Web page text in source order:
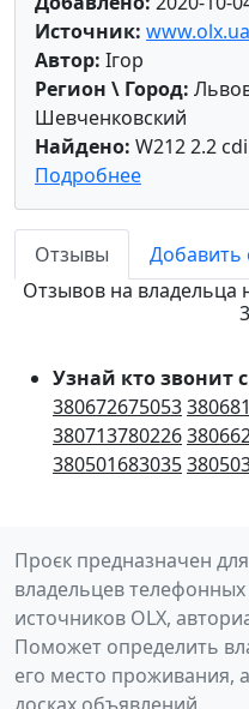
Источник: www.olx.ua
Автор: Ігор
Регион \ Город:
Шевченковский
Найдено: W212 2.2 cdi
Подробнее
Отзывы
Добавить
Отзывов на владельца
Узнай кто звонит
380672675053
380713780226
380501683035
Проєк предназначен
владельцев
источников OLX,
Поможет определить
его место проживания,